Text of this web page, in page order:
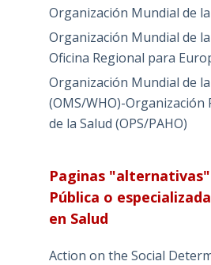
Organización Mundial de la
Organización Mundial de la
Oficina Regional para
Organización Mundial de
(OMS/WHO)-Organización
de la Salud (OPS/PAHO)
Paginas "alternativas"
Pública o
en Salud
Action on the Social